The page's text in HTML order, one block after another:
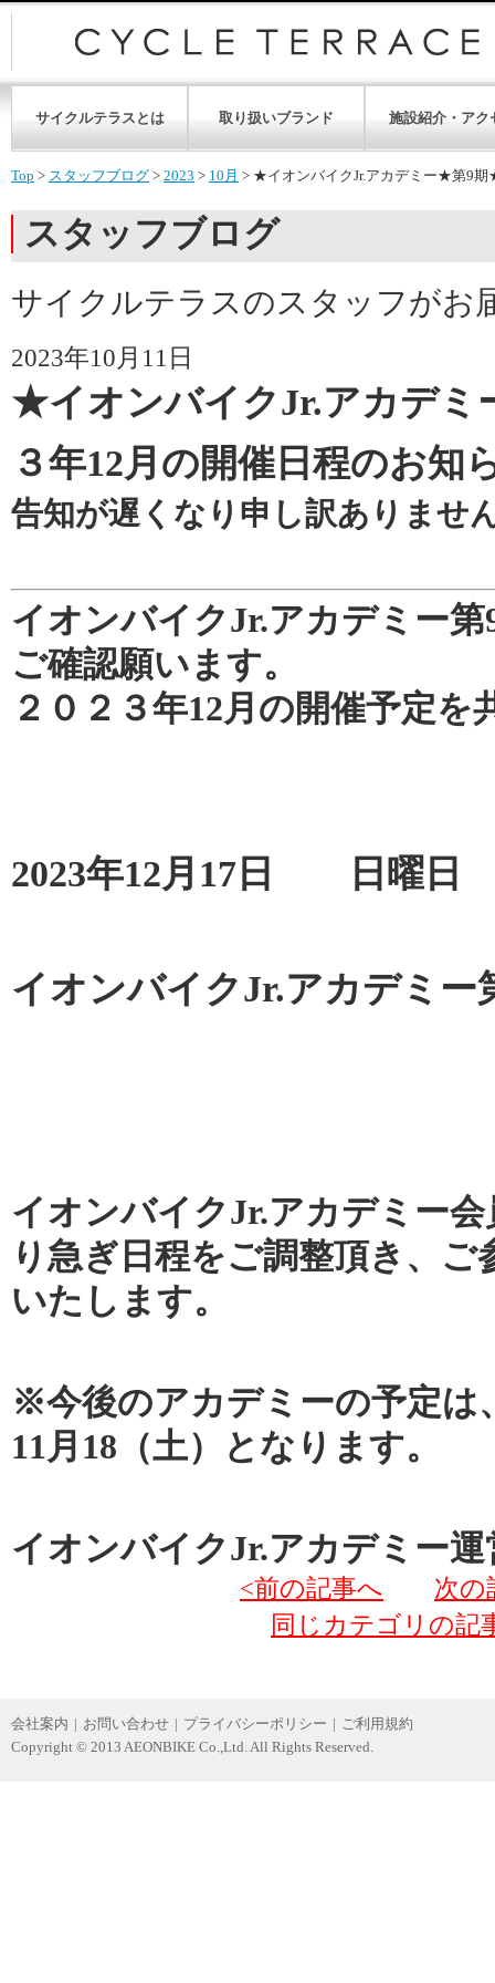
サイクルテラスとは 取り扱いブランド 施設紹介・アク
Top > スタッフブログ > 2023 > 10月 > ★イオンバイクJr.アカデミー★第9
スタッフブログ
サイクルテラスのスタッフがお
2023年10月11日
★イオンバイクJr.アカデ
３年12月の開催日程のお知
告知が遅くなり申し訳ありませ
イオンバイクJr.アカデミー
ご確認願います。
２０２３年12月の開催予定を
2023年12月17日 日曜日
イオンバイクJr.アカデミ
イオンバイクJr.アカデミー
り急ぎ日程をご調整頂き、
いたします。
※今後のアカデミーの予定は
11月18（土）となります。
イオンバイクJr.アカデミー運
<前の記事へ
次の
同じカテゴリの記
会社案内 | お問い合わせ | プライバシーポリシー | ご利用規約
Copyright © 2013 AEONBIKE Co.,Ltd. All Rights Reserved.